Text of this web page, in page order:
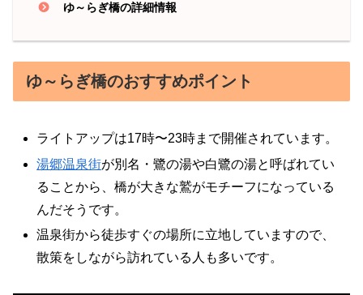
ゆ～らぎ橋の詳細情報
ゆ～らぎ橋のおすすめポイント
ライトアップは17時〜23時まで開催されています。
湯郷温泉街が別名・鷺の湯や白鷺の湯と呼ばれてい
ることから、橋が大きな鷲がモチーフになっている
んだそうです。
温泉街から徒歩すぐの場所に立地していますので、
散策をしながら訪れている人も多いです。